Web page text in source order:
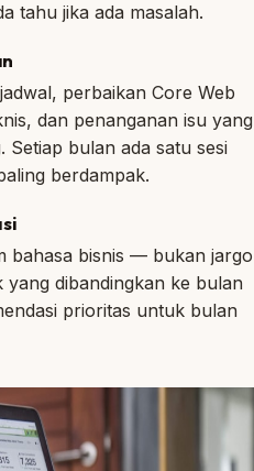
tahu jika ada masalah.
perbaikan Core Web
dan penanganan isu yang
bulan ada satu sesi
berdampak.
bahasa bisnis — bukan
dibandingkan ke bulan
prioritas untuk bulan